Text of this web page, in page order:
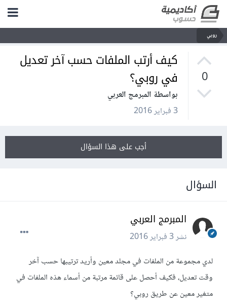
روبي
0
كيف أرتب الملفات حسب آخر تعديل
في روبي؟
بواسطة المبرمج العربي
3 فبراير 2016
أجب على هذا السؤال
السؤال
المبرمج العربي
نشر3 فبراير 2016
لدي مجموعة من الملفات في مجلد معين وأريد ترتيبها حسب آخر
وقت تعديل، فكيف أحصل على قائمة مرتبة من أسماء هذه الملفات في
متغير معين عن طريق روبي؟